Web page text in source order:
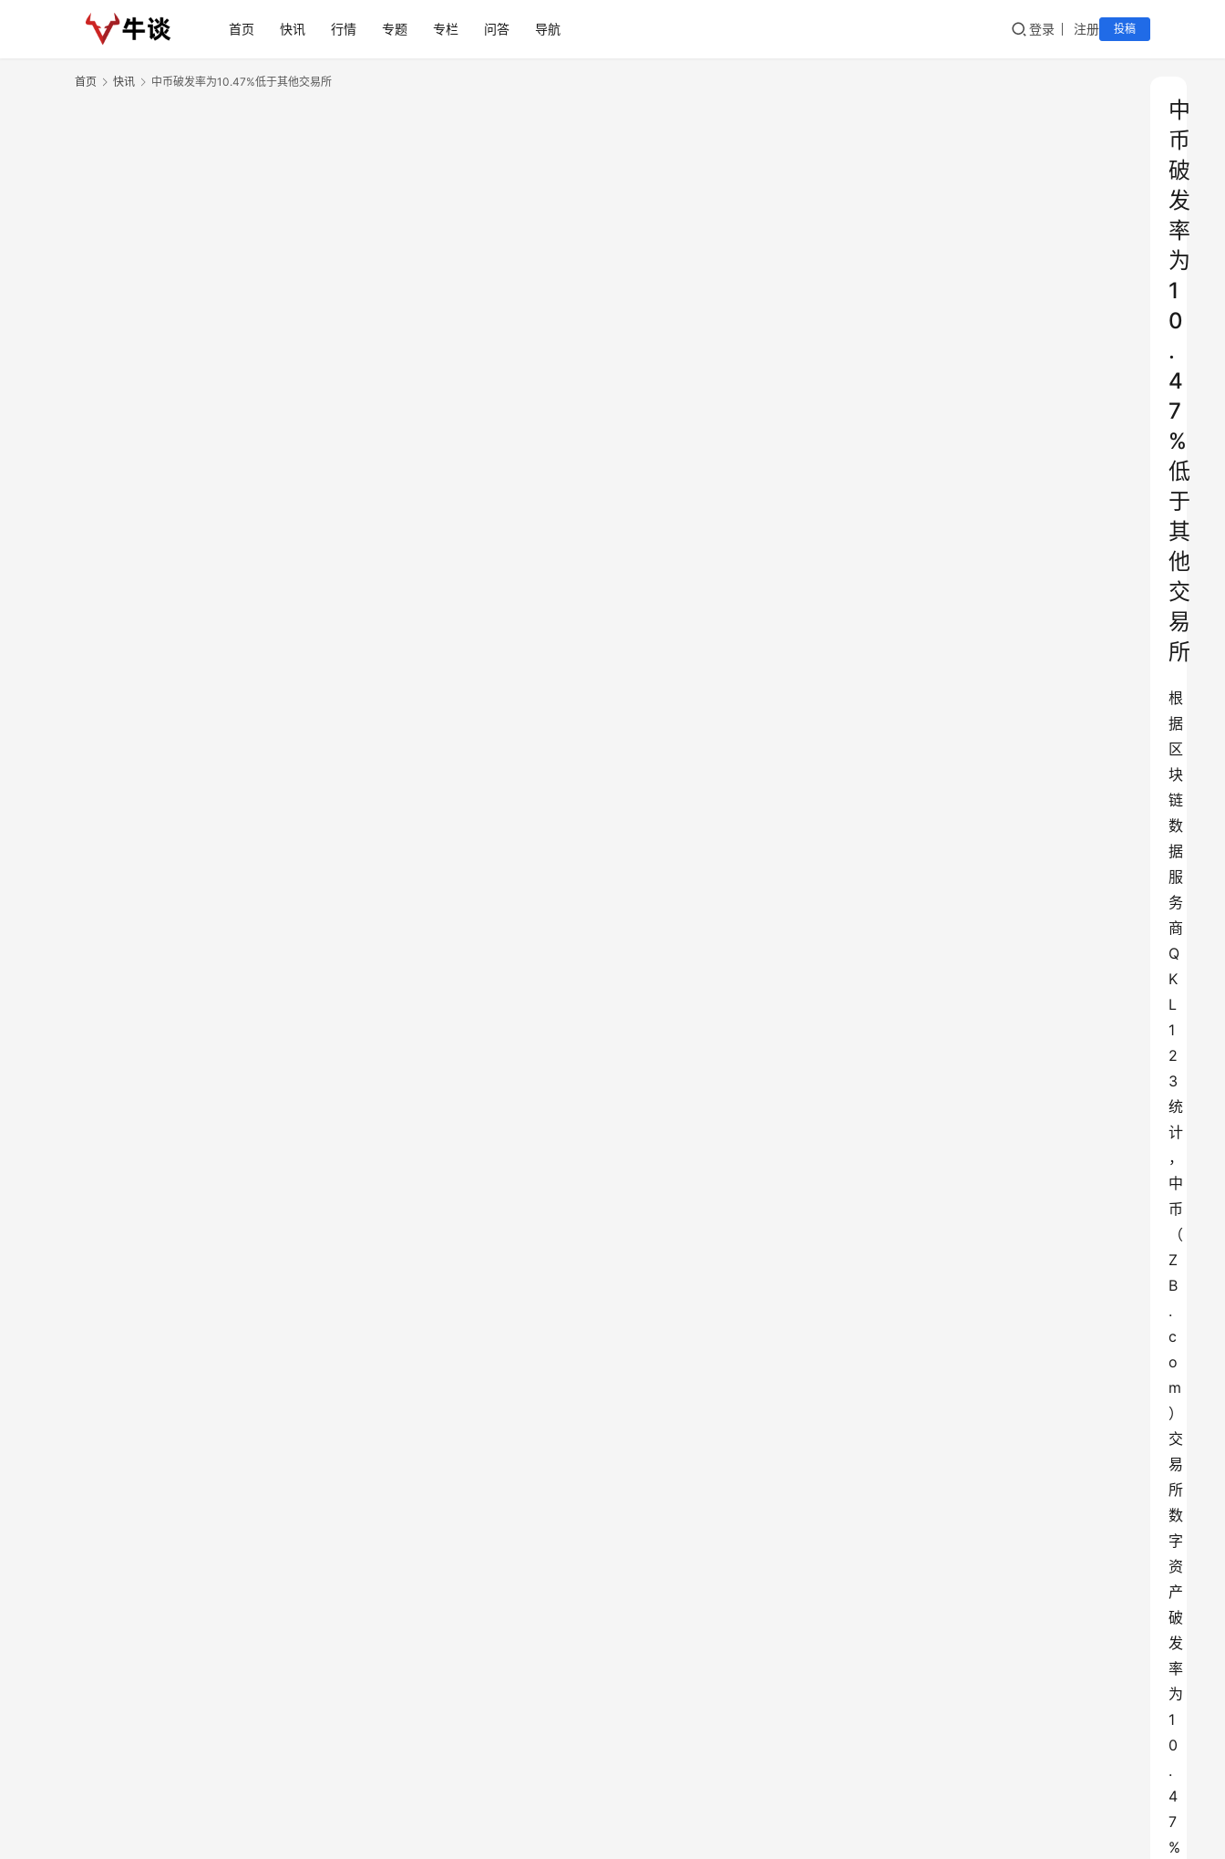
首页 快讯 行情 专题 专栏 问答 导航 登录 注册 投稿
首页 快讯 中币破发率为10.47%低于其他交易所
中
币
破
发
率
为
1
0
.
4
7
%
低
于
其
他
交
易
所
根
据
区
块
链
数
据
服
务
商
Q
K
L
1
2
3
统
计
，
中
币
（
Z
B
.
c
o
m
）
交
易
所
数
字
资
产
破
发
率
为
1
0
.
4
7
%